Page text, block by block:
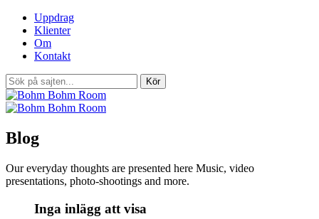
Uppdrag
Klienter
Om
Kontakt
Blog
Our everyday thoughts are presented here Music, video
presentations, photo-shootings and more.
Inga inlägg att visa